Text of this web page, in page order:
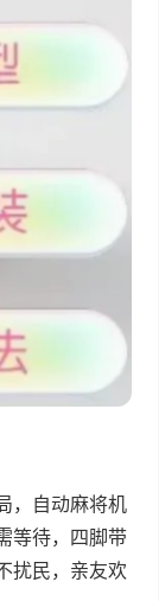
，自动麻将机
等待，四脚带
扰民，亲友欢